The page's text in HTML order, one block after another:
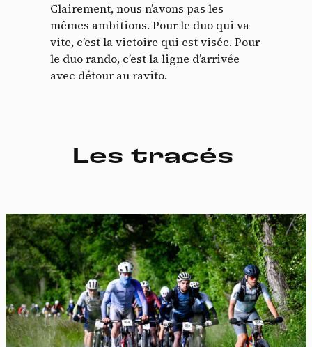
Clairement, nous n’avons pas les
mêmes ambitions. Pour le duo qui va
vite, c’est la victoire qui est visée. Pour
le duo rando, c’est la ligne d’arrivée
avec détour au ravito.
Les tracés